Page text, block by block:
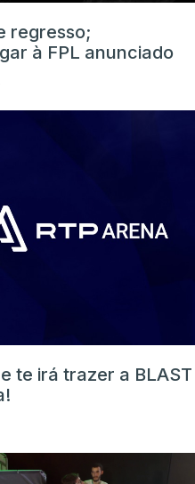
regresso;
à FPL anunciado
te irá trazer a BLAST